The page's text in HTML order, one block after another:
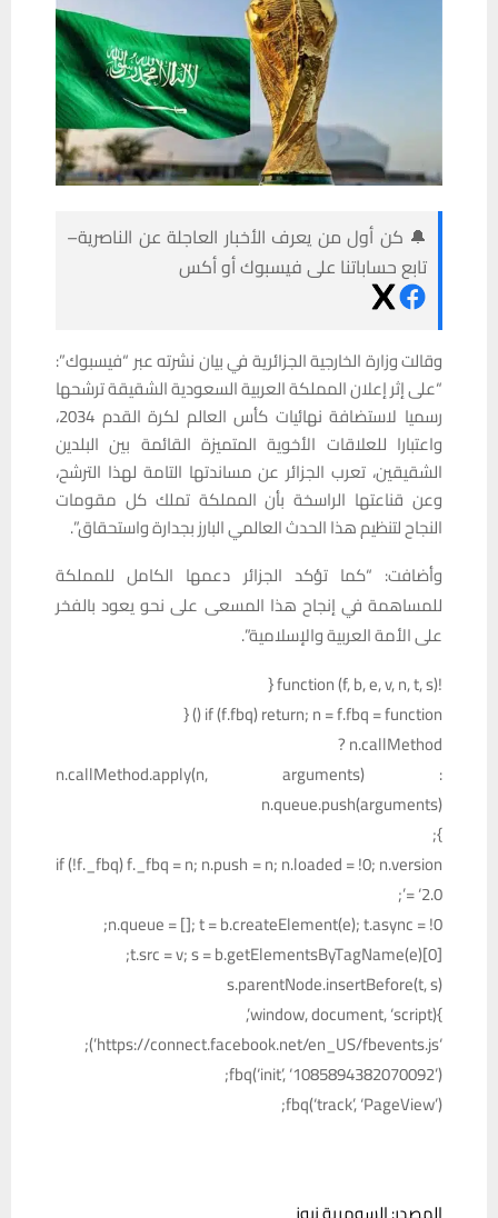
🔔 كن أول من يعرف الأخبار العاجلة عن الناصرية–
تابع حساباتنا على فيسبوك أو أكس
وقالت وزارة الخارجية الجزائرية في بيان نشرته عبر “فيسبوك”:
“على إثر إعلان المملكة العربية السعودية الشقيقة ترشحها
رسميا لاستضافة نهائيات كأس العالم لكرة القدم 2034،
واعتبارا للعلاقات الأخوية المتميزة القائمة بين البلدين
الشقيقين، تعرب الجزائر عن مساندتها التامة لهذا الترشح،
وعن قناعتها الراسخة بأن المملكة تملك كل مقومات
النجاح لتنظيم هذا الحدث العالمي البارز بجدارة واستحقاق”.
وأضافت: “كما تؤكد الجزائر دعمها الكامل للمملكة
للمساهمة في إنجاح هذا المسعى على نحو يعود بالفخر
على الأمة العربية والإسلامية”.
!function (f, b, e, v, n, t, s) {
if (f.fbq) return; n = f.fbq = function () {
n.callMethod ?
n.callMethod.apply(n, arguments) :
n.queue.push(arguments)
};
if (!f._fbq) f._fbq = n; n.push = n; n.loaded = !0; n.version
= ‘2.0’;
n.queue = []; t = b.createElement(e); t.async = !0;
t.src = v; s = b.getElementsByTagName(e)[0];
s.parentNode.insertBefore(t, s)
}(window, document, ‘script’,
‘https://connect.facebook.net/en_US/fbevents.js’);
fbq(‘init’, ‘1085894382070092’);
fbq(‘track’, ‘PageView’);